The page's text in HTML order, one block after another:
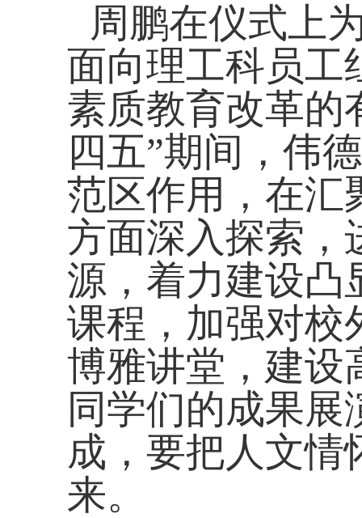
周鹏在仪式上
面向理工科员工
素质教育改革的
四五”期间，伟
范区作用，在汇
方面深入探索，
源，着力建设凸
课程，加强对校
博雅讲堂，建设
同学们的成果
成，要把人文情
来。